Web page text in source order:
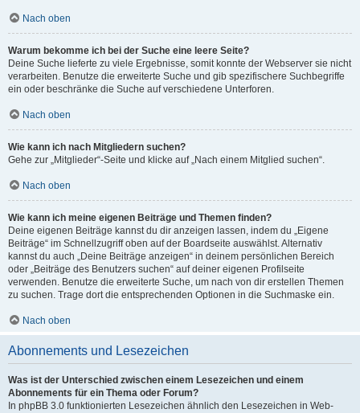
Nach oben
Warum bekomme ich bei der Suche eine leere Seite?
Deine Suche lieferte zu viele Ergebnisse, somit konnte der Webserver sie nicht
verarbeiten. Benutze die erweiterte Suche und gib spezifischere Suchbegriffe
ein oder beschränke die Suche auf verschiedene Unterforen.
Nach oben
Wie kann ich nach Mitgliedern suchen?
Gehe zur „Mitglieder“-Seite und klicke auf „Nach einem Mitglied suchen“.
Nach oben
Wie kann ich meine eigenen Beiträge und Themen finden?
Deine eigenen Beiträge kannst du dir anzeigen lassen, indem du „Eigene
Beiträge“ im Schnellzugriff oben auf der Boardseite auswählst. Alternativ
kannst du auch „Deine Beiträge anzeigen“ in deinem persönlichen Bereich
oder „Beiträge des Benutzers suchen“ auf deiner eigenen Profilseite
verwenden. Benutze die erweiterte Suche, um nach von dir erstellen Themen
zu suchen. Trage dort die entsprechenden Optionen in die Suchmaske ein.
Nach oben
Abonnements und Lesezeichen
Was ist der Unterschied zwischen einem Lesezeichen und einem
Abonnements für ein Thema oder Forum?
In phpBB 3.0 funktionierten Lesezeichen ähnlich den Lesezeichen in Web-